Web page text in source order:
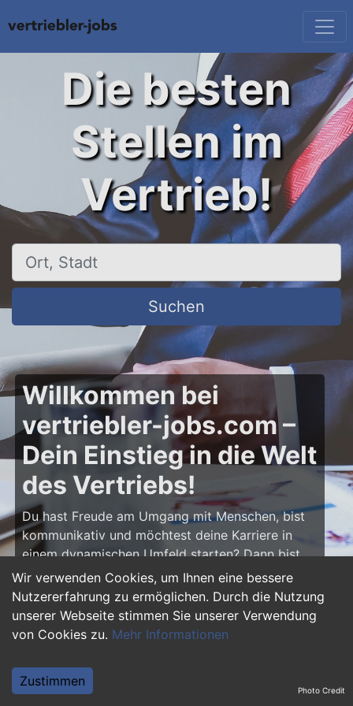
Wir verwenden Cookies, um Ihnen eine bessere
Nutzererfahrung zu ermöglichen. Durch die Nutzung
unserer Webseite stimmen Sie unserer Verwendung
von Cookies zu. Mehr Informationen
Zustimmen
Die besten
Stellen im
Vertrieb!
Ort, Stadt
Suchen
Willkommen bei
vertriebler-jobs.com –
Dein Einstieg in die Welt
des Vertriebs!
Du hast Freude am Umgang mit Menschen, bist
kommunikativ und möchtest deine Karriere in
einem dynamischen Umfeld starten? Dann bist
du aufvertriebler-jobs.comgenau richtig! Hier
findest du zahlreiche Ausbildungsplätze und
Einstiegsjobs im Vertrieb – von klassischen
Vertriebspositionen über Außendienst bis hin zu
Vertriebler und entwickle deine Talente!
Photo Credit